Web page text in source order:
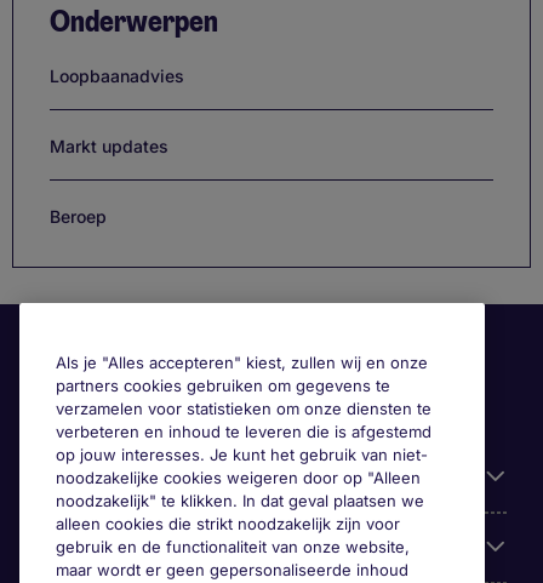
Onderwerpen
Loopbaanadvies
Markt updates
Beroep
Handige informatie
Onze expertise
Als je "Alles accepteren" kiest, zullen wij en onze
partners cookies gebruiken om gegevens te
verzamelen voor statistieken om onze diensten te
verbeteren en inhoud te leveren die is afgestemd
op jouw interesses. Je kunt het gebruik van niet-
noodzakelijke cookies weigeren door op "Alleen
noodzakelijk" te klikken. In dat geval plaatsen we
alleen cookies die strikt noodzakelijk zijn voor
gebruik en de functionaliteit van onze website,
maar wordt er geen gepersonaliseerde inhoud